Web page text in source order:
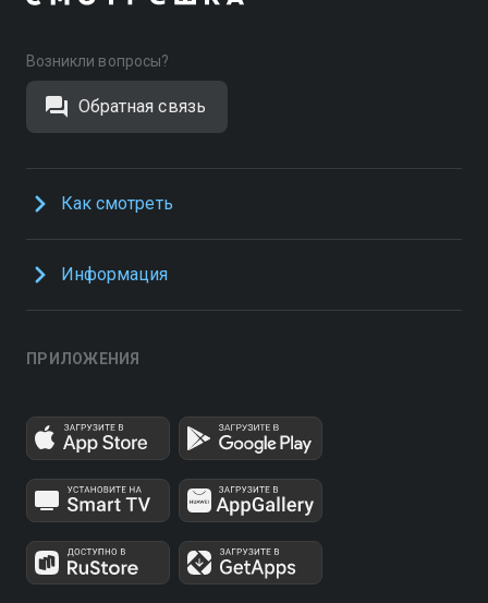
Возникли вопросы?
Обратная связь
Как смотреть
Информация
ПРИЛОЖЕНИЯ